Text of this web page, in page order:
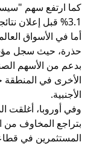
3.1% قبل إعلان نتائجها الفصلية بعد الإغلاق.
أما في الأسواق
بدعم من الأسهم
الأخرى في المنطقة
الأجنبية.
وفي أوروبا،
بتراجع المخاوف من
المستثمرين في